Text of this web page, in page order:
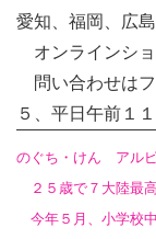
愛知、福岡、広
オンラインショ
問い合わせはフ
５、平日午前１
のぐち・けん アルピ
２５歳で７大陸最高
今年５月、小学校